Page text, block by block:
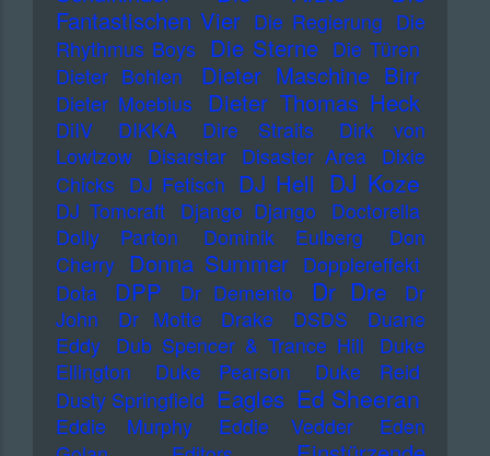
Fantastischen Vier Die Regierung Die
Rhythmus Boys Die Sterne Die Türen
Dieter Bohlen
Dieter Maschine Birr
Dieter Moebius Dieter Thomas Heck
DiIV DIKKA Dire Straits
Dirk von
Lowtzow
Disarstar Disaster Area
Dixie
Chicks DJ Fetisch DJ Hell DJ Koze
DJ Tomcraft Django Django
Doctorella
Dolly Parton
Dominik Eulberg
Don
Cherry Donna Summer Dopplereffekt
Dota
DPP Dr Demento Dr Dre
Dr
John
Dr Motte Drake DSDS
Duane
Eddy
Dub Spencer & Trance Hill
Duke
Ellington
Duke Pearson
Duke Reid
Dusty Springfield Eagles Ed Sheeran
Eddie Murphy Eddie Vedder
Eden